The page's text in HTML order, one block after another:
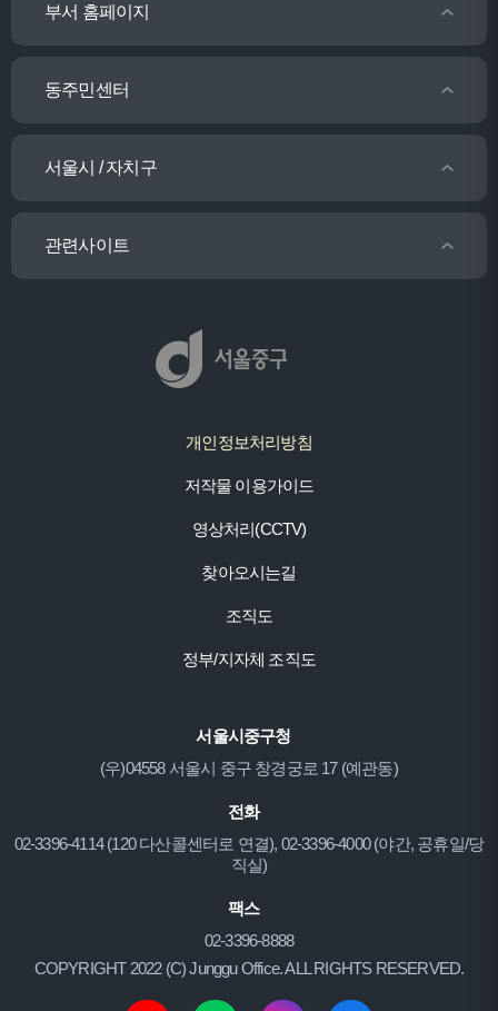
부서 홈페이지
동주민센터
서울시 / 자치구
관련사이트
개인정보처리방침
저작물 이용가이드
영상처리(CCTV)
찾아오시는길
조직도
정부/지자체 조직도
서울시중구청
(우)04558 서울시 중구 창경궁로 17 (예관동)
전화
02-3396-4114 (120 다산콜센터로 연결), 02-3396-4000 (야간, 공휴일/당
직실)
팩스
02-3396-8888
COPYRIGHT 2022 (C) Junggu Office. ALL RIGHTS RESERVED.